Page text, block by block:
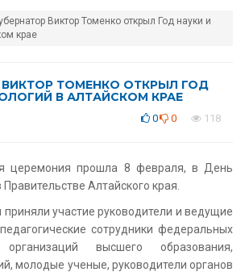
Виктор Томенко открыл Год науки и
крае
ВИКТОР ТОМЕНКО ОТКРЫЛ ГОД
В АЛТАЙСКОМ КРАЕ
0 0 118
церемония прошла 8 февраля, в День
Правительстве Алтайского края.
приняли участие руководители и ведущие
сотрудники федеральных
организаций высшего образования,
молодые ученые, руководители органов